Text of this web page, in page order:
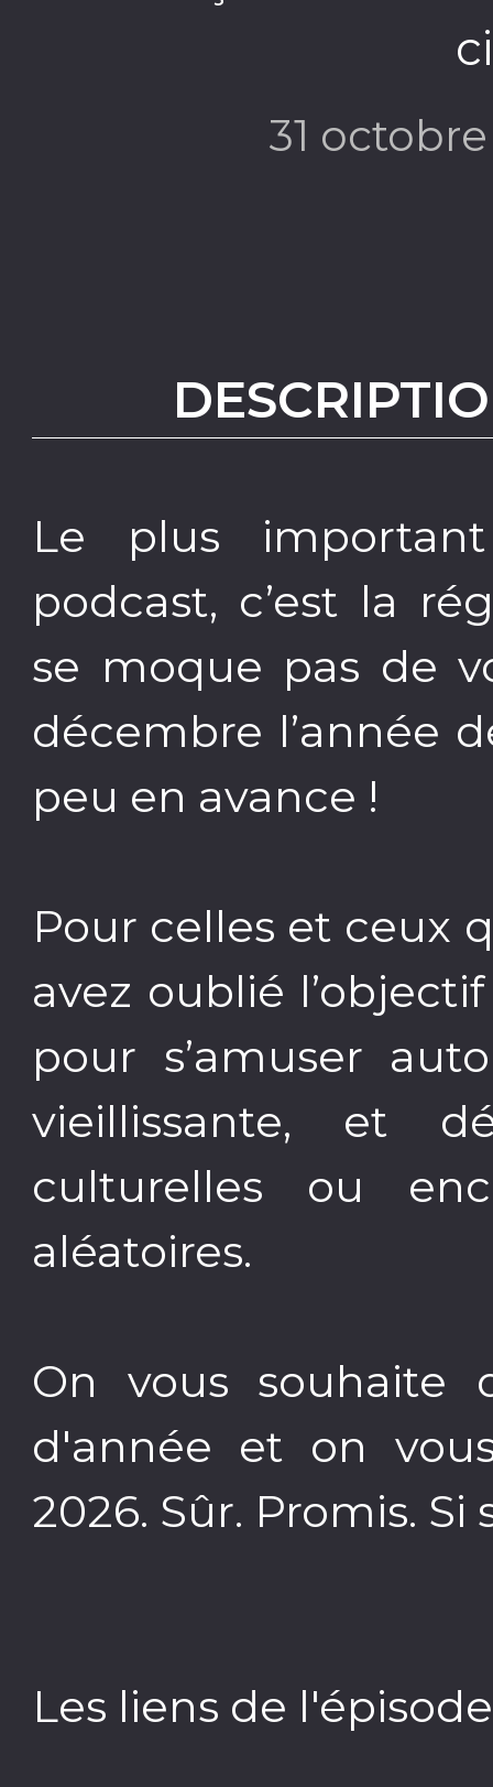
31
Le plus
podcast, c’est la
se moque pas de
décembre l’année
peu en avance !
Pour celles et ceux
avez oublié
pour s’amuser
vieillissante, et
culturelles ou
aléatoires.
On vous souhaite
d'année et on
2026. Sûr. Promis. Si
Les liens de